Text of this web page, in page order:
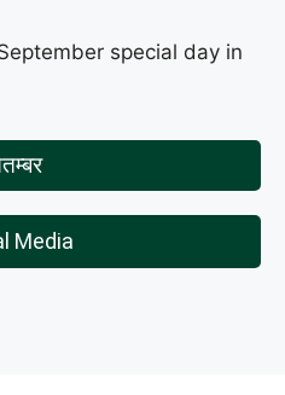
September special day in
Media